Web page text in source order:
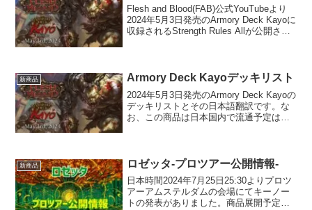
Flesh and Blood(FAB)公式YouTubeより
2024年5月3日発売のArmory Deck Kayoに
収録されるStrength Rules Allが公開され
新商品 Armory Deck Kayoデッキリスト
2024年5月3日発売のArmory Deck Kayoの
デッキリストとその日本語翻訳です。な
お、この商品は日本国内で流通予定はご
新商品 ロゼッタ-プロツアー公開情報-
日本時間2024年7月25日25:30よりプロツ
アーアムステルダムの会場にてキーノー
トの発表がありました。商品展開予定に